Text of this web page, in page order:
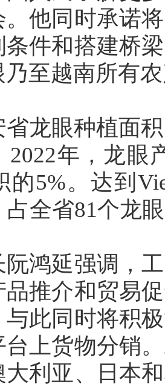
。他同时承诺
件和搭建桥
乃至越南所有
省龙眼种植面
2022年，龙眼
的5%。达到
占全省81个龙
鸿延强调，
推介和贸易
与此同时将积
上货物分销
大利亚、日本